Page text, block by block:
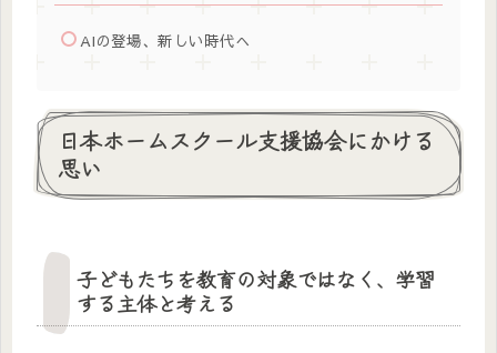
AIの登場、新しい時代へ
日本ホームスクール支援協会にかける
思い
子どもたちを教育の対象ではなく、学習
する主体と考える